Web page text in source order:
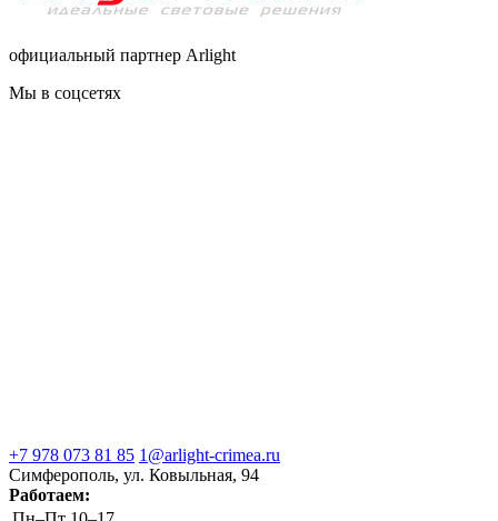
официальный партнер Arlight
Мы в соцсетях
+7 978 073 81 85 1@arlight-crimea.ru
Симферополь, ул. Ковыльная, 94
Работаем: